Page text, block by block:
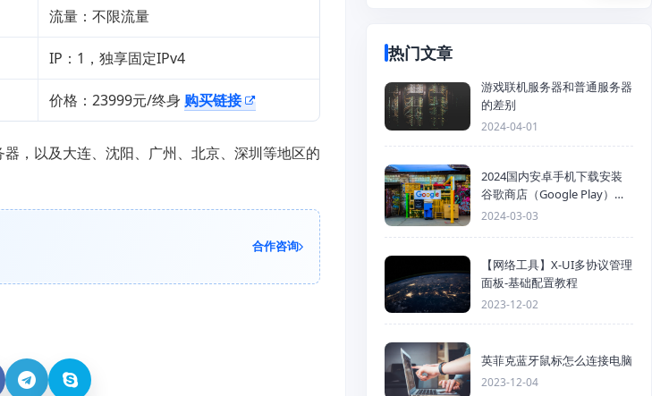
流量：不限流量
IP：1，独享固定IPv4
价格：23999元/终身 购买链接
，以及大连、沈阳、广州、北京、深圳等地区的
合作咨询
热门文章
游戏联机服务器和普通服务器
的差别
2024-04-01
2024国内安卓手机下载安装
谷歌商店（Google Play）详
细步骤
2024-03-03
【网络工具】X-UI多协议管理
面板-基础配置教程
2023-12-02
英菲克蓝牙鼠标怎么连接电脑
2023-12-04